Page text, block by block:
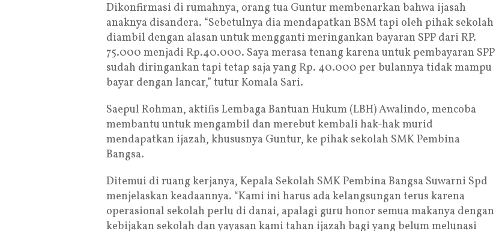
Dikonfirmasi di rumahnya, orang tua Guntur membenarkan bahwa ijasah
anaknya disandera. “Sebetulnya dia mendapatkan BSM tapi oleh pihak sekolah
diambil dengan alasan untuk mengganti meringankan bayaran SPP dari RP.
75.000 menjadi Rp.40.000. Saya merasa tenang karena untuk pembayaran SPP
sudah diringankan tapi tetap saja yang Rp. 40.000 per bulannya tidak mampu
bayar dengan lancar,” tutur Komala Sari.
Saepul Rohman, aktifis Lembaga Bantuan Hukum (LBH) Awalindo, mencoba
membantu untuk mengambil dan merebut kembali hak-hak murid
mendapatkan ijazah, khususnya Guntur, ke pihak sekolah SMK Pembina
Bangsa.
Ditemui di ruang kerjanya, Kepala Sekolah SMK Pembina Bangsa Suwarni Spd
menjelaskan keadaannya. “Kami ini harus ada kelangsungan terus karena
operasional sekolah perlu di danai, apalagi guru honor semua makanya dengan
kebijakan sekolah dan yayasan kami tahan ijazah bagi yang belum melunasi